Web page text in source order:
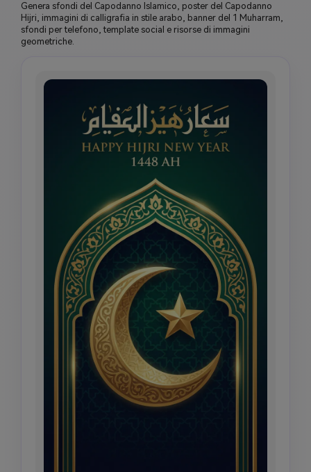
Genera sfondi del Capodanno Islamico, poster del Capodanno
Hijri, immagini di calligrafia in stile arabo, banner del 1 Muharram,
sfondi per telefono, template social e risorse di immagini
geometriche.